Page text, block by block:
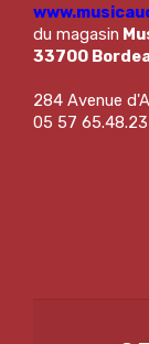
du magasin
33700
284 Avenue
05 57 65.48.23